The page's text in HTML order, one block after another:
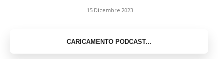
15 Dicembre 2023